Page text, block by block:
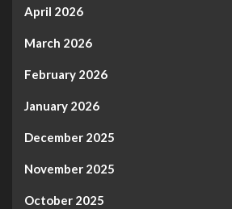
April 2026
March 2026
February 2026
January 2026
December 2025
November 2025
October 2025